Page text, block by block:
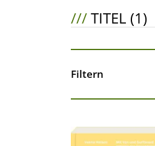
///TITEL (1)
Filtern